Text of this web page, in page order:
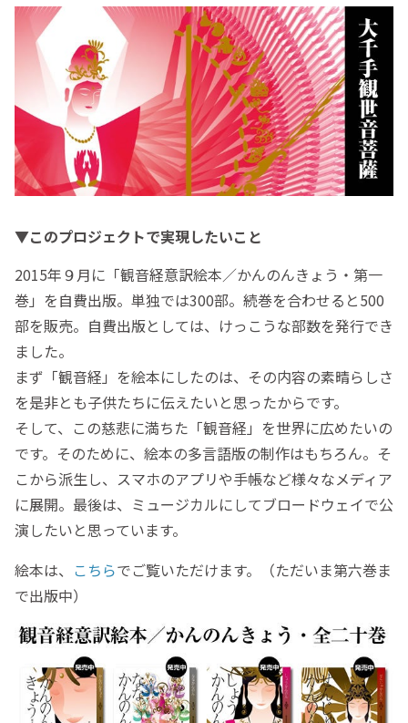
▼このプロジェクトで実現したいこと
2015年９月に「観音経意訳絵本／かんのんきょう・第一
巻」を自費出版。単独では300部。続巻を合わせると500
部を販売。自費出版としては、けっこうな部数を発行でき
ました。
まず「観音経」を絵本にしたのは、その内容の素晴らしさ
を是非とも子供たちに伝えたいと思ったからです。
そして、この慈悲に満ちた「観音経」を世界に広めたいの
です。そのために、絵本の多言語版の制作はもちろん。そ
こから派生し、スマホのアプリや手帳など様々なメディア
に展開。最後は、ミュージカルにしてブロードウェイで公
演したいと思っています。
絵本は、 こちらでご覧いただけます。（ただいま第六巻ま
で出版中）